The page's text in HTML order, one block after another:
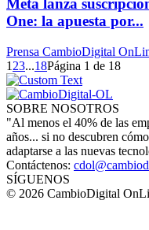
Meta lanza
One: la apuesta por...
Prensa CambioDigital
1 23...18Página 1 de 18
SOBRE NOSOTROS
"Al menos el 40% de las
años... si no descubren
adaptarse a las nuevas
Contáctenos:
SÍGUENOS
© 2026 CambioDigital